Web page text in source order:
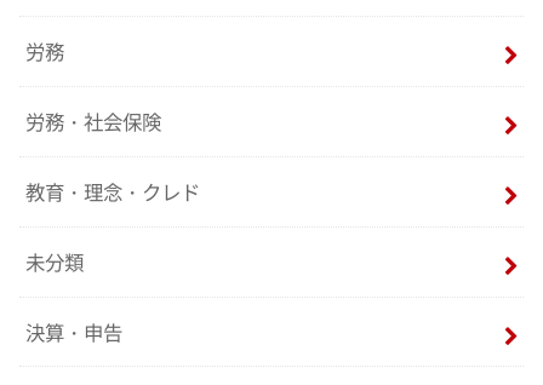
労務
労務・社会保険
教育・理念・クレド
未分類
決算・申告